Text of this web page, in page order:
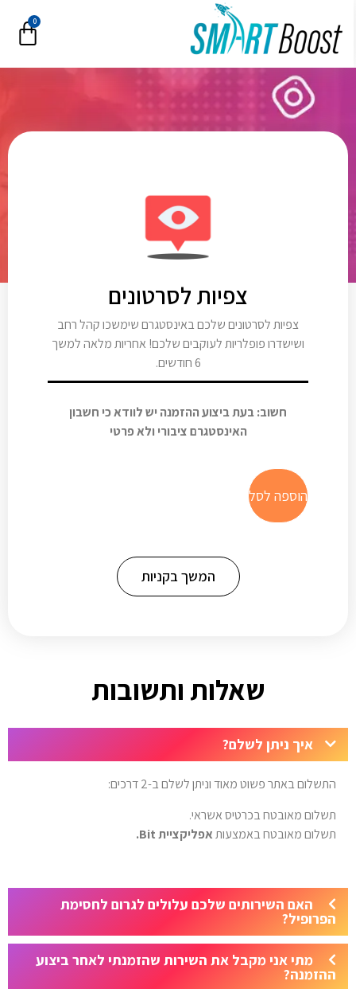
0
צפיות לסרטונים
צפיות לסרטונים שלכם באינסטגרם שימשכו קהל רחב
ושישדרו פופלריות לעוקבים שלכם! אחריות מלאה למשך
6 חודשים.
חשוב: בעת ביצוע ההזמנה יש לוודא כי חשבון
האינסטגרם ציבורי ולא פרטי
הוספה לסל
המשך בקניות
שאלות ותשובות
איך ניתן לשלם?
התשלום באתר פשוט מאוד וניתן לשלם ב-2 דרכים:
תשלום מאובטח בכרטיס אשראי.
תשלום מאובטח באמצעותאפליקציית Bit.
האם השירותים שלכם עלולים לגרום לחסימת
הפרופיל?
מתי אני מקבל את השירות שהזמנתי לאחר ביצוע
ההזמנה?